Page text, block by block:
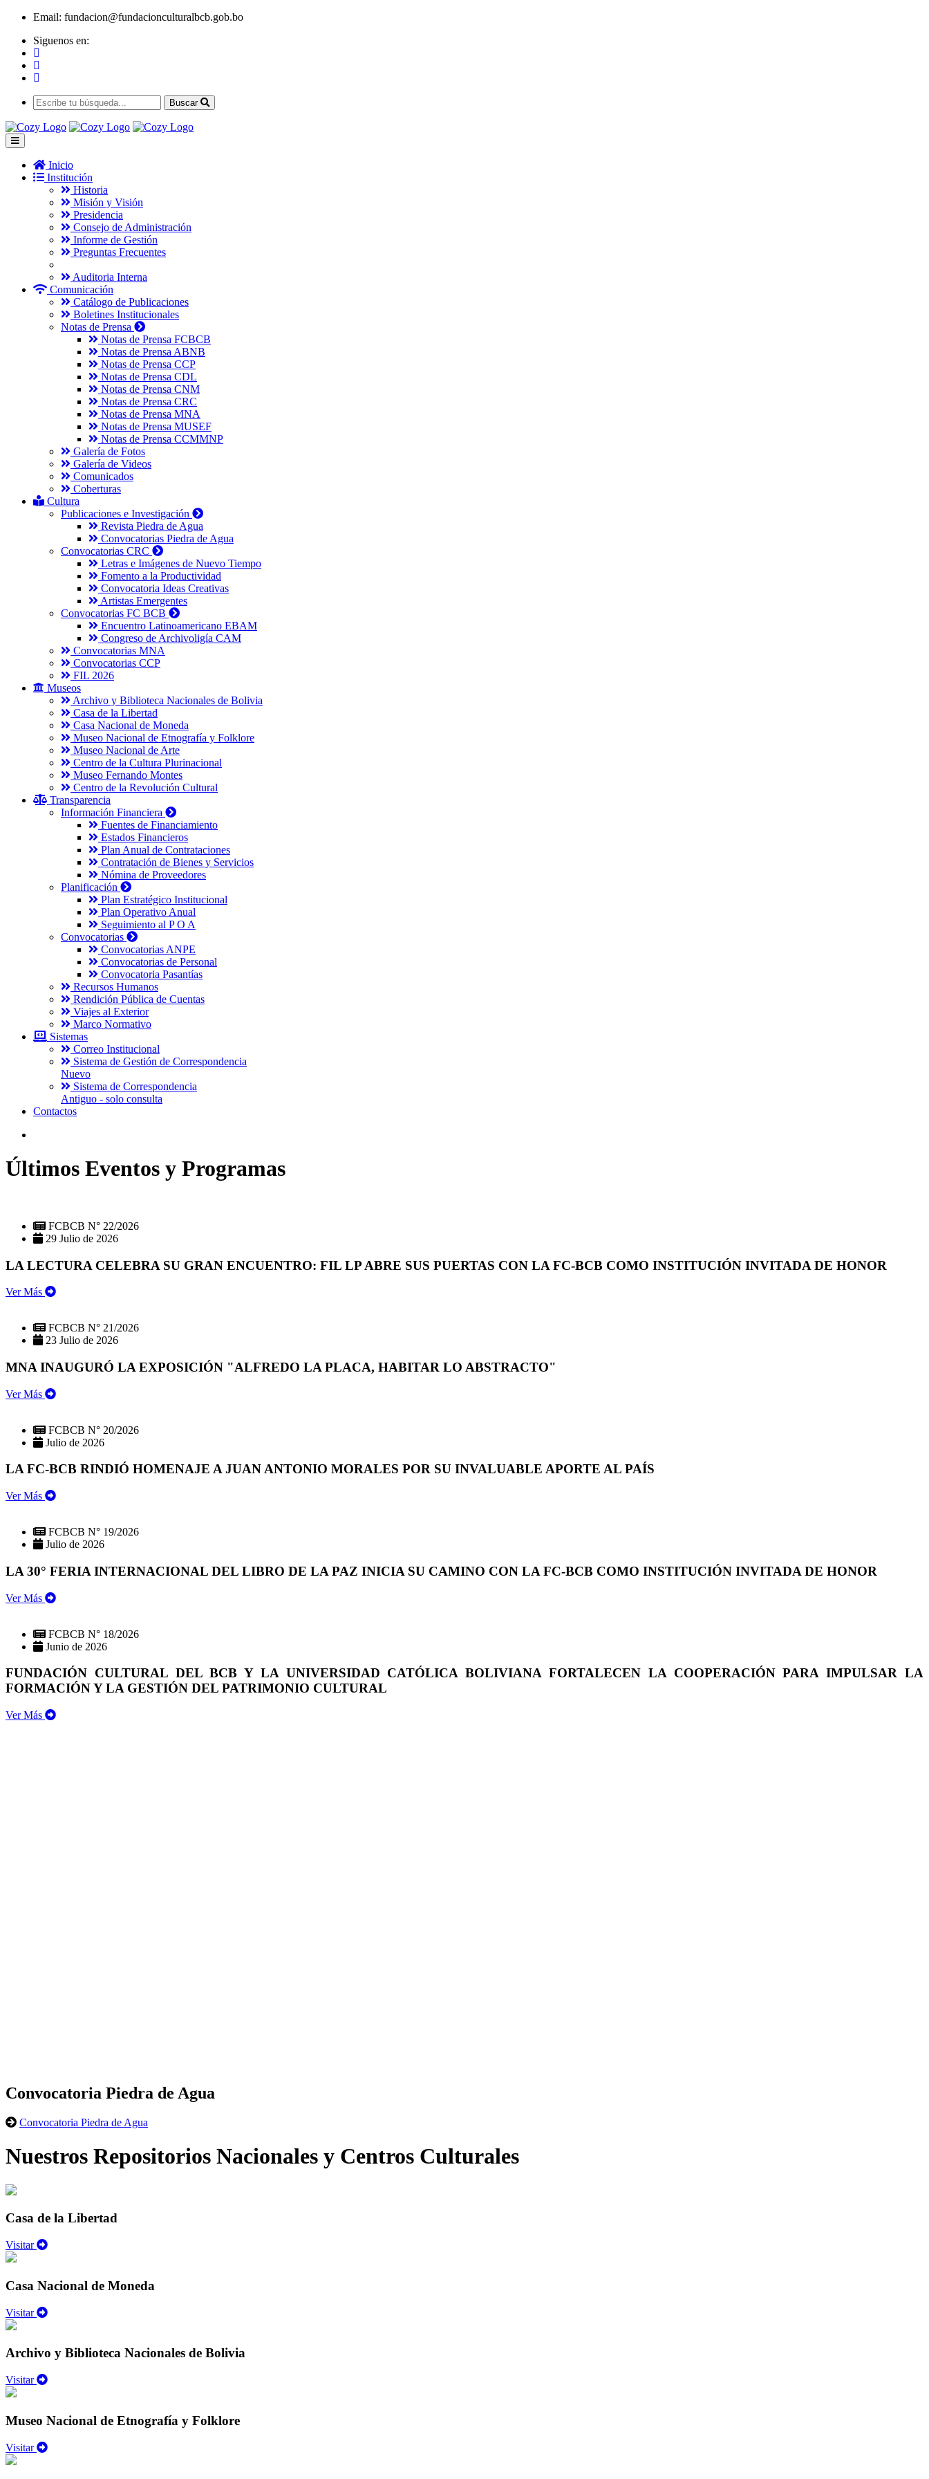
Email: fundacion@fundacionculturalbcb.gob.bo
Siguenos en:
Buscar
Inicio
Institución
Historia
Misión y Visión
Presidencia
Consejo de Administración
Informe de Gestión
Preguntas Frecuentes
Auditoria Interna
Comunicación
Catálogo de Publicaciones
Boletines Institucionales
Notas de Prensa
Notas de Prensa FCBCB
Notas de Prensa ABNB
Notas de Prensa CCP
Notas de Prensa CDL
Notas de Prensa CNM
Notas de Prensa CRC
Notas de Prensa MNA
Notas de Prensa MUSEF
Notas de Prensa CCMMNP
Galería de Fotos
Galería de Videos
Comunicados
Coberturas
Cultura
Publicaciones e Investigación
Revista Piedra de Agua
Convocatorias Piedra de Agua
Convocatorias CRC
Letras e Imágenes de Nuevo Tiempo
Fomento a la Productividad
Convocatoria Ideas Creativas
Artistas Emergentes
Convocatorias FC BCB
Encuentro Latinoamericano EBAM
Congreso de Archivoligía CAM
Convocatorias MNA
Convocatorias CCP
FIL 2026
Museos
Archivo y Biblioteca Nacionales de Bolivia
Casa de la Libertad
Casa Nacional de Moneda
Museo Nacional de Etnografía y Folklore
Museo Nacional de Arte
Centro de la Cultura Plurinacional
Museo Fernando Montes
Centro de la Revolución Cultural
Transparencia
Información Financiera
Fuentes de Financiamiento
Estados Financieros
Plan Anual de Contrataciones
Contratación de Bienes y Servicios
Nómina de Proveedores
Planificación
Plan Estratégico Institucional
Plan Operativo Anual
Seguimiento al P O A
Convocatorias
Convocatorias ANPE
Convocatorias de Personal
Convocatoria Pasantías
Recursos Humanos
Rendición Pública de Cuentas
Viajes al Exterior
Marco Normativo
Sistemas
Correo Institucional
Sistema de Gestión de Correspondencia
Nuevo
Sistema de Correspondencia
Antiguo - solo consulta
Contactos
Últimos Eventos y Programas
FCBCB N° 22/2026
29 Julio de 2026
LA LECTURA CELEBRA SU GRAN ENCUENTRO: FIL LP ABRE SUS PUERTAS CON LA FC-BCB COMO INSTITUCIÓN INVITADA DE HONOR
Ver Más
FCBCB N° 21/2026
23 Julio de 2026
MNA INAUGURÓ LA EXPOSICIÓN "ALFREDO LA PLACA, HABITAR LO ABSTRACTO"
Ver Más
FCBCB N° 20/2026
Julio de 2026
LA FC-BCB RINDIÓ HOMENAJE A JUAN ANTONIO MORALES POR SU INVALUABLE APORTE AL PAÍS
Ver Más
FCBCB N° 19/2026
Julio de 2026
LA 30° FERIA INTERNACIONAL DEL LIBRO DE LA PAZ INICIA SU CAMINO CON LA FC-BCB COMO INSTITUCIÓN INVITADA DE HONOR
Ver Más
FCBCB N° 18/2026
Junio de 2026
FUNDACIÓN CULTURAL DEL BCB Y LA UNIVERSIDAD CATÓLICA BOLIVIANA FORTALECEN LA COOPERACIÓN PARA IMPULSAR LA
FORMACIÓN Y LA GESTIÓN DEL PATRIMONIO CULTURAL
Ver Más
Convocatoria Piedra de Agua
Convocatoria Piedra de Agua
Nuestros Repositorios Nacionales y Centros Culturales
Casa de la Libertad
Visitar
Casa Nacional de Moneda
Visitar
Archivo y Biblioteca Nacionales de Bolivia
Visitar
Museo Nacional de Etnografía y Folklore
Visitar